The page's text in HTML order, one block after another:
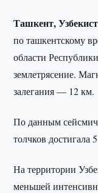
Ташкент,
по ташкентскому
области
землетрясение.
залегания — 12 км.
По данным
толчков достигала
На территории
меньшей